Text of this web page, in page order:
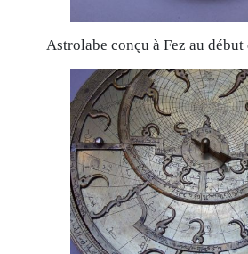
Astrolabe conçu à Fez au début